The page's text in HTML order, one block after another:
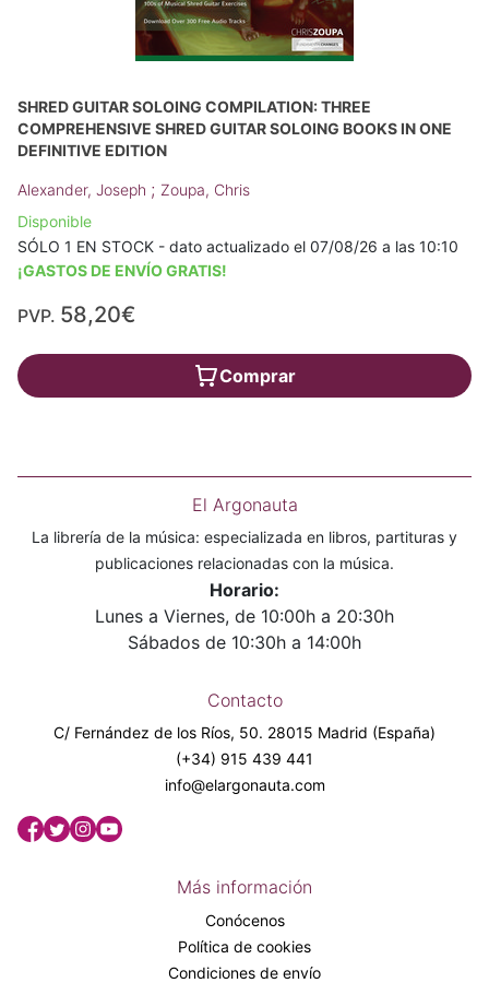
SHRED GUITAR SOLOING COMPILATION: THREE
COMPREHENSIVE SHRED GUITAR SOLOING BOOKS IN ONE
DEFINITIVE EDITION
Alexander, Joseph ; Zoupa, Chris
Disponible
SÓLO 1 EN STOCK - dato actualizado el 07/08/26 a las 10:10
¡GASTOS DE ENVÍO GRATIS!
PVP. 58,20€
Comprar
El Argonauta
La librería de la música: especializada en libros, partituras y
publicaciones relacionadas con la música.
Horario:
Lunes a Viernes, de 10:00h a 20:30h
Sábados de 10:30h a 14:00h
Contacto
C/ Fernández de los Ríos, 50. 28015 Madrid (España)
(+34) 915 439 441
info@elargonauta.com
Más información
Conócenos
Política de cookies
Condiciones de envío